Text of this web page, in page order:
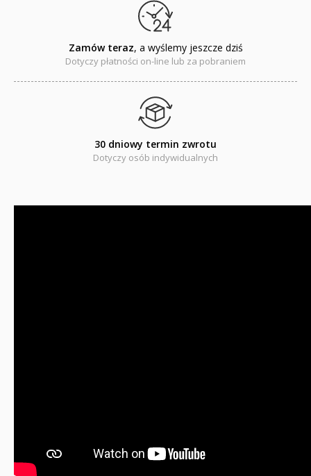
RELIGIJNEZamów teraz, a wyślemy jeszcze dziś
Dotyczy płatności on-line lub za pobraniem
30 dniowy termin zwrotu
Dotyczy osób indywidualnych